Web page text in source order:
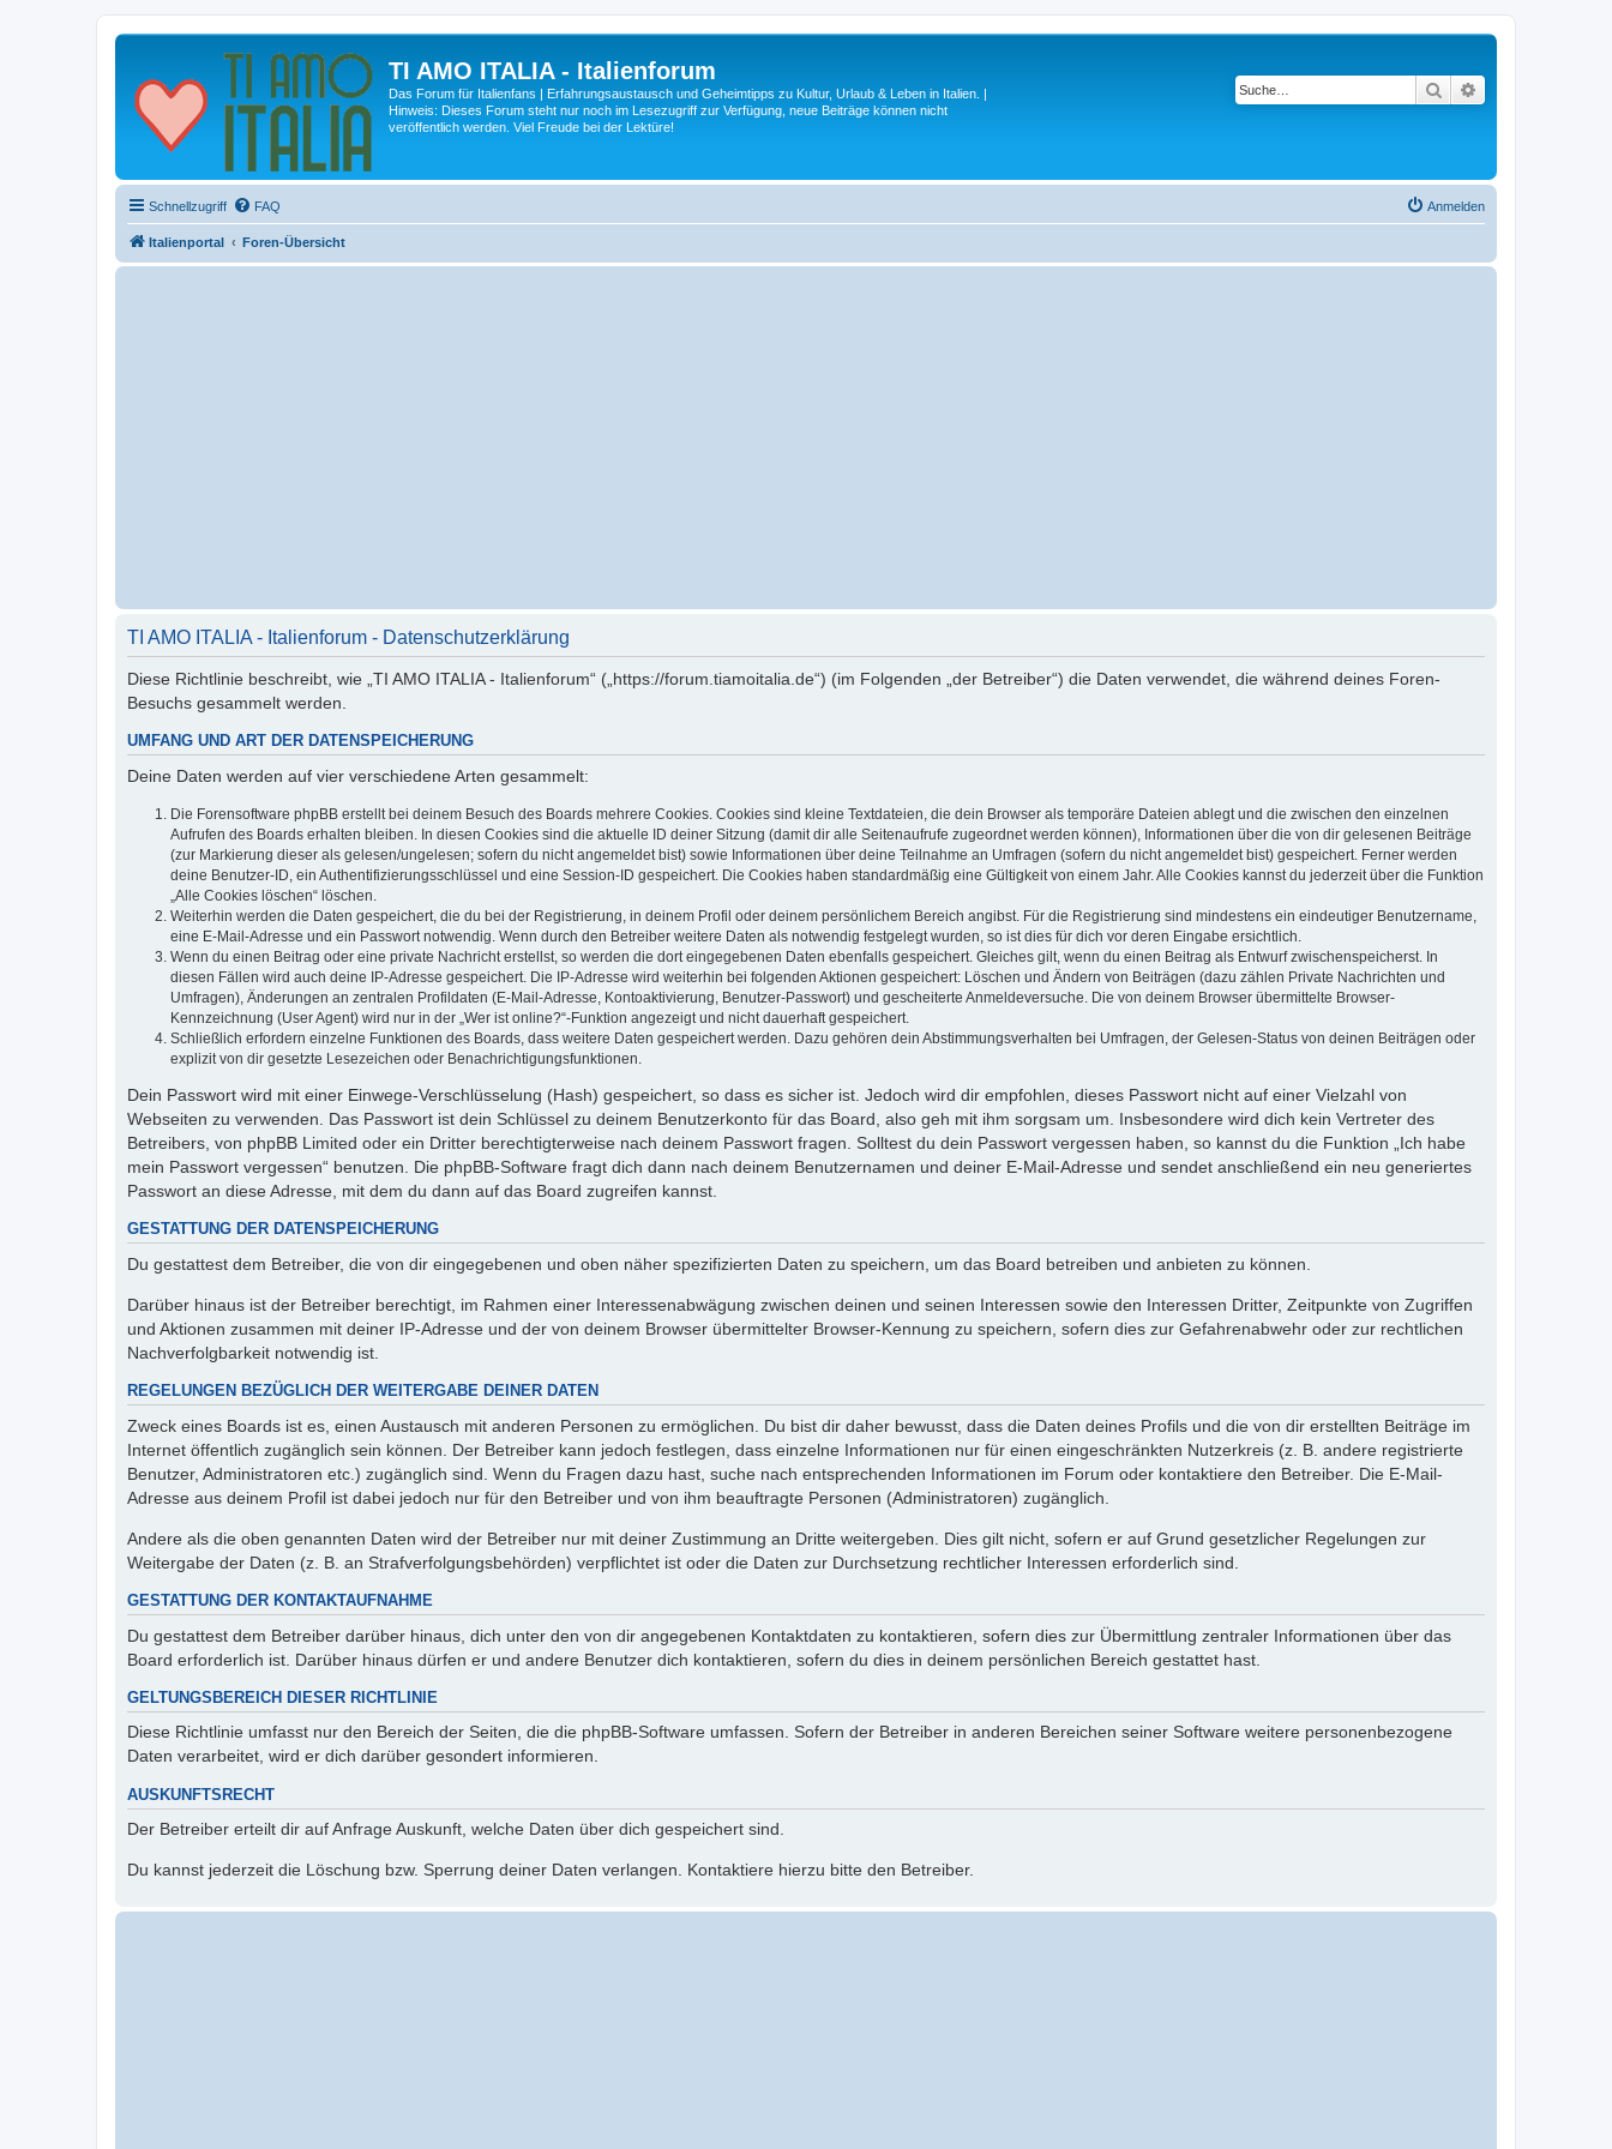
TI AMO ITALIA - Italienforum
Das Forum für Italienfans | Erfahrungsaustausch und Geheimtipps zu Kultur, Urlaub & Leben in Italien. |
Hinweis: Dieses Forum steht nur noch im Lesezugriff zur Verfügung, neue Beiträge können nicht
veröffentlich werden. Viel Freude bei der Lektüre!
Suche
Schnellzugriff FAQ Anmelden
Italienportal Foren-Übersicht
TI AMO ITALIA - Italienforum - Datenschutzerklärung
Diese Richtlinie beschreibt, wie „TI AMO ITALIA - Italienforum“ („https://forum.tiamoitalia.de“) (im Folgenden „der Betreiber“) die Daten verwendet, die während deines Foren-
Besuchs gesammelt werden.
UMFANG UND ART DER DATENSPEICHERUNG
Deine Daten werden auf vier verschiedene Arten gesammelt:
Die Forensoftware phpBB erstellt bei deinem Besuch des Boards mehrere Cookies. Cookies sind kleine Textdateien, die dein Browser als temporäre Dateien ablegt und die zwischen den einzelnen
Aufrufen des Boards erhalten bleiben. In diesen Cookies sind die aktuelle ID deiner Sitzung (damit dir alle Seitenaufrufe zugeordnet werden können), Informationen über die von dir gelesenen Beiträge
(zur Markierung dieser als gelesen/ungelesen; sofern du nicht angemeldet bist) sowie Informationen über deine Teilnahme an Umfragen (sofern du nicht angemeldet bist) gespeichert. Ferner werden
deine Benutzer-ID, ein Authentifizierungsschlüssel und eine Session-ID gespeichert. Die Cookies haben standardmäßig eine Gültigkeit von einem Jahr. Alle Cookies kannst du jederzeit über die Funktion
„Alle Cookies löschen“ löschen.
Weiterhin werden die Daten gespeichert, die du bei der Registrierung, in deinem Profil oder deinem persönlichem Bereich angibst. Für die Registrierung sind mindestens ein eindeutiger Benutzername,
eine E-Mail-Adresse und ein Passwort notwendig. Wenn durch den Betreiber weitere Daten als notwendig festgelegt wurden, so ist dies für dich vor deren Eingabe ersichtlich.
Wenn du einen Beitrag oder eine private Nachricht erstellst, so werden die dort eingegebenen Daten ebenfalls gespeichert. Gleiches gilt, wenn du einen Beitrag als Entwurf zwischenspeicherst. In
diesen Fällen wird auch deine IP-Adresse gespeichert. Die IP-Adresse wird weiterhin bei folgenden Aktionen gespeichert: Löschen und Ändern von Beiträgen (dazu zählen Private Nachrichten und
Umfragen), Änderungen an zentralen Profildaten (E-Mail-Adresse, Kontoaktivierung, Benutzer-Passwort) und gescheiterte Anmeldeversuche. Die von deinem Browser übermittelte Browser-
Kennzeichnung (User Agent) wird nur in der „Wer ist online?“-Funktion angezeigt und nicht dauerhaft gespeichert.
Schließlich erfordern einzelne Funktionen des Boards, dass weitere Daten gespeichert werden. Dazu gehören dein Abstimmungsverhalten bei Umfragen, der Gelesen-Status von deinen Beiträgen oder
explizit von dir gesetzte Lesezeichen oder Benachrichtigungsfunktionen.
Dein Passwort wird mit einer Einwege-Verschlüsselung (Hash) gespeichert, so dass es sicher ist. Jedoch wird dir empfohlen, dieses Passwort nicht auf einer Vielzahl von
Webseiten zu verwenden. Das Passwort ist dein Schlüssel zu deinem Benutzerkonto für das Board, also geh mit ihm sorgsam um. Insbesondere wird dich kein Vertreter des
Betreibers, von phpBB Limited oder ein Dritter berechtigterweise nach deinem Passwort fragen. Solltest du dein Passwort vergessen haben, so kannst du die Funktion „Ich habe
mein Passwort vergessen“ benutzen. Die phpBB-Software fragt dich dann nach deinem Benutzernamen und deiner E-Mail-Adresse und sendet anschließend ein neu generiertes
Passwort an diese Adresse, mit dem du dann auf das Board zugreifen kannst.
GESTATTUNG DER DATENSPEICHERUNG
Du gestattest dem Betreiber, die von dir eingegebenen und oben näher spezifizierten Daten zu speichern, um das Board betreiben und anbieten zu können.
Darüber hinaus ist der Betreiber berechtigt, im Rahmen einer Interessenabwägung zwischen deinen und seinen Interessen sowie den Interessen Dritter, Zeitpunkte von Zugriffen
und Aktionen zusammen mit deiner IP-Adresse und der von deinem Browser übermittelter Browser-Kennung zu speichern, sofern dies zur Gefahrenabwehr oder zur rechtlichen
Nachverfolgbarkeit notwendig ist.
REGELUNGEN BEZÜGLICH DER WEITERGABE DEINER DATEN
Zweck eines Boards ist es, einen Austausch mit anderen Personen zu ermöglichen. Du bist dir daher bewusst, dass die Daten deines Profils und die von dir erstellten Beiträge im
Internet öffentlich zugänglich sein können. Der Betreiber kann jedoch festlegen, dass einzelne Informationen nur für einen eingeschränkten Nutzerkreis (z. B. andere registrierte
Benutzer, Administratoren etc.) zugänglich sind. Wenn du Fragen dazu hast, suche nach entsprechenden Informationen im Forum oder kontaktiere den Betreiber. Die E-Mail-
Adresse aus deinem Profil ist dabei jedoch nur für den Betreiber und von ihm beauftragte Personen (Administratoren) zugänglich.
Andere als die oben genannten Daten wird der Betreiber nur mit deiner Zustimmung an Dritte weitergeben. Dies gilt nicht, sofern er auf Grund gesetzlicher Regelungen zur
Weitergabe der Daten (z. B. an Strafverfolgungsbehörden) verpflichtet ist oder die Daten zur Durchsetzung rechtlicher Interessen erforderlich sind.
GESTATTUNG DER KONTAKTAUFNAHME
Du gestattest dem Betreiber darüber hinaus, dich unter den von dir angegebenen Kontaktdaten zu kontaktieren, sofern dies zur Übermittlung zentraler Informationen über das
Board erforderlich ist. Darüber hinaus dürfen er und andere Benutzer dich kontaktieren, sofern du dies in deinem persönlichen Bereich gestattet hast.
GELTUNGSBEREICH DIESER RICHTLINIE
Diese Richtlinie umfasst nur den Bereich der Seiten, die die phpBB-Software umfassen. Sofern der Betreiber in anderen Bereichen seiner Software weitere personenbezogene
Daten verarbeitet, wird er dich darüber gesondert informieren.
AUSKUNFTSRECHT
Der Betreiber erteilt dir auf Anfrage Auskunft, welche Daten über dich gespeichert sind.
Du kannst jederzeit die Löschung bzw. Sperrung deiner Daten verlangen. Kontaktiere hierzu bitte den Betreiber.